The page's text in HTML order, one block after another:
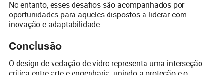
No entanto, esses desafios são acompanhados por
oportunidades para aqueles dispostos a liderar com
inovação e adaptabilidade.
Conclusão
O design de vedação de vidro representa uma interseção